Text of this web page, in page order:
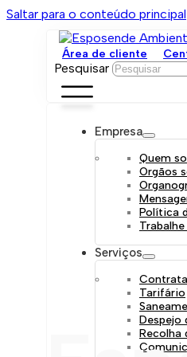
Saltar para o conteúdo principal
Área de cliente
Pesquisar
Empresa
Quem
Orgãos
Política
Serviços
Tarifário
Despejo
Recolha